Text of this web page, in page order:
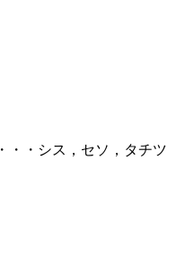
・・・シス，セソ，タチツ